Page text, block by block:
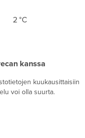
2 °C
kanssa
kuukausittaisiin
voi olla suurta.